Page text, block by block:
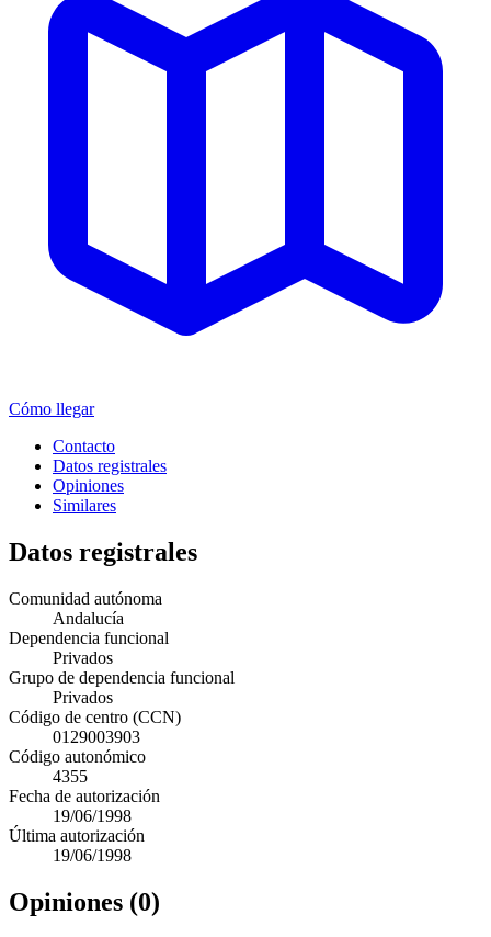
Cómo llegar
Contacto
Datos registrales
Opiniones
Similares
Datos registrales
Comunidad autónoma
Andalucía
Dependencia funcional
Privados
Grupo de dependencia funcional
Privados
Código de centro (CCN)
0129003903
Código autonómico
4355
Fecha de autorización
19/06/1998
Última autorización
19/06/1998
Opiniones (0)